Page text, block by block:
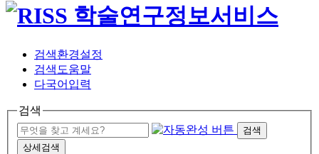
검색환경설정
검색도움말
다국어입력
검색
검색
상세검색